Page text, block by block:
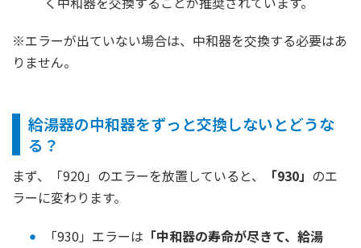
※エラーが出ていない場合は、中和器を交換する必要はあ
りません。
給湯器の中和器をずっと交換しないとどうな
る？
まず、「920」のエラーを放置していると、 「930」 のエ
ラーに変わります。
「930」エラーは 「中和器の寿命が尽きて、給湯